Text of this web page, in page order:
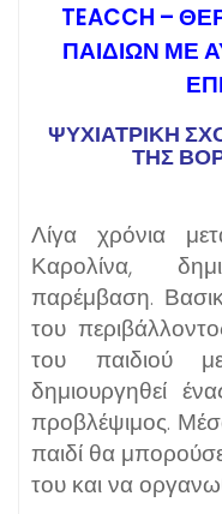
TEACCH –
ΠΑΙΔΙΩΝ ΜΕ
ΨΥΧΙΑΤΡΙΚΗ
ΤΗΣ
Λίγα χρόνια
Καρολίνα,
παρέμβαση.
του
του
δημιουργηθεί
προβλέψιμος.
παιδί θα
του και να